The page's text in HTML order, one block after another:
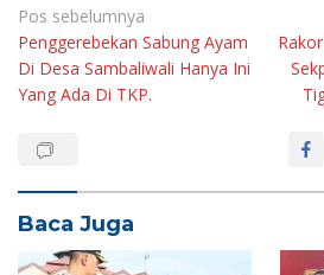
Navigasi
pos
Pos sebelumnya
Penggerebekan Sabung Ayam
Di Desa Sambaliwali Hanya Ini
Yang Ada Di TKP.
Baca Juga